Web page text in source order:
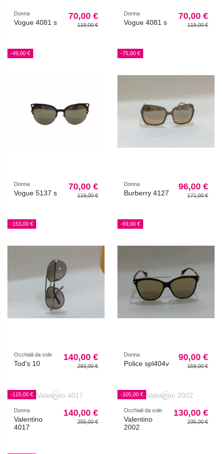
Donna
Vogue 4081 s
70,00 €
119,00 €
Donna
Vogue 4081 s
70,00 €
119,00 €
-49,00 €
Donna
Vogue 5137 s
70,00 €
119,00 €
-75,00 €
Donna
Burberry 4127
96,00 €
171,00 €
-153,00 €
Occhiali da sole
Tod's 10
140,00 €
293,00 €
-69,00 €
Donna
Police spl404v
90,00 €
159,00 €
-115,00 €
Donna
Valentino
4017
140,00 €
255,00 €
-105,00 €
Occhiali da sole
Valentino
2002
130,00 €
235,00 €